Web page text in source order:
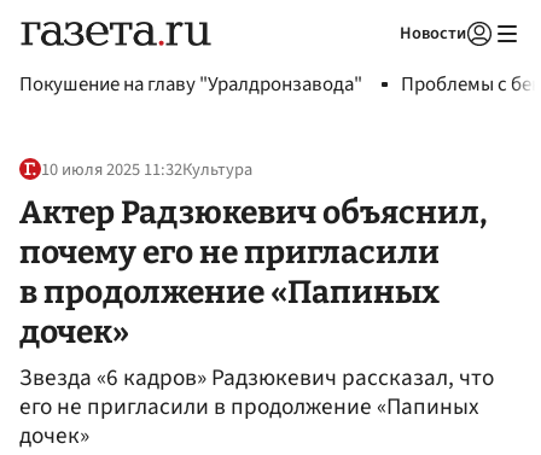
Новости
Покушение на главу "Уралдронзавода" Проблемы с
10 июля 2025 11:32Культура
Актер Радзюкевич объяснил,
почему его не пригласили
в продолжение «Папиных
дочек»
Звезда «6 кадров» Радзюкевич рассказал, что
его не пригласили в продолжение «Папиных
дочек»